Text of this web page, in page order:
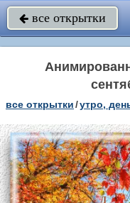
 все открытки
все открытки/утро,